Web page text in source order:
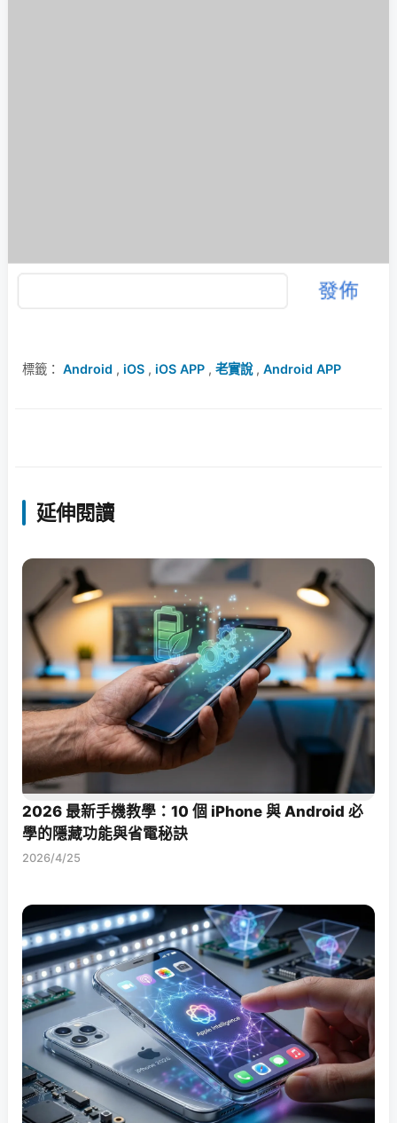
標籤： Android , iOS , iOS APP , 老實說, Android APP
延伸閱讀
2026 最新手機教學：10 個 iPhone 與 Android 必
學的隱藏功能與省電秘訣
2026/4/25